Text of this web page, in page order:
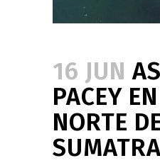
16 JUN
PACEY
NORTE
SUMATRA